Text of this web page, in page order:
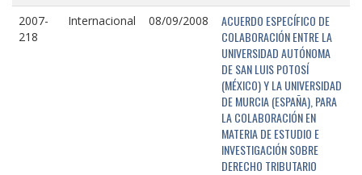
2007-
218
Internacional 08/09/2008
ACUERDO ESPECÍFICO DE
COLABORACIÓN ENTRE LA
UNIVERSIDAD AUTÓNOMA
DE SAN LUIS POTOSÍ
(MÉXICO) Y LA UNIVERSIDAD
DE MURCIA (ESPAÑA), PARA
LA COLABORACIÓN EN
MATERIA DE ESTUDIO E
INVESTIGACIÓN SOBRE
DERECHO TRIBUTARIO